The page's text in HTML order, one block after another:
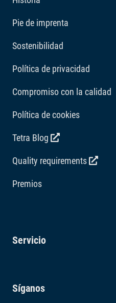
Vitaminas: Vitamina D3
acidez: Ácido cítrico 289 mg/
Pie de imprenta
Sostenibilidad
Política de privacidad
Compromiso con la calidad
Política de cookies
Tetra Blog
Quality requirements
Premios
Servicio
Síganos